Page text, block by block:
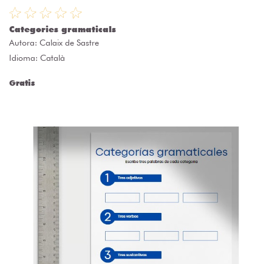
Categories gramaticals
Autora: Calaix de Sastre
Idioma: Català
Gratis